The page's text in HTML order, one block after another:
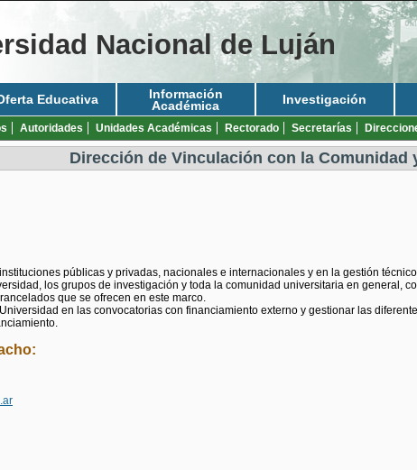
Nacional de Luján
Educativa
Información
Académica
Investigación
Autoridades Unidades Académicas Rectorado Secretarías
Dirección de Vinculación con la Comunidad
públicas y privadas, nacionales e internacionales y en la gestión
los grupos de investigación y toda la comunidad universitaria en general,
que se ofrecen en este marco.
en las convocatorias con financiamiento externo y gestionar las